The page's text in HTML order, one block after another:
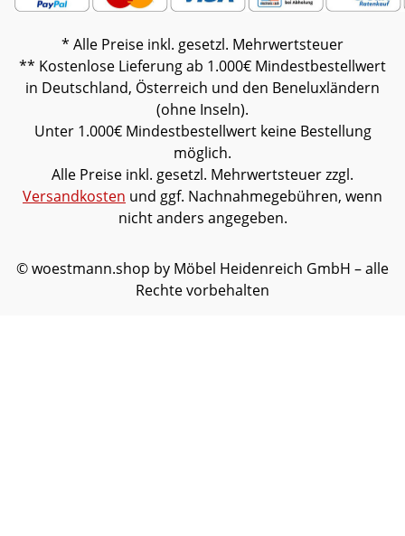
* Alle Preise inkl. gesetzl. Mehrwertsteuer
** Kostenlose Lieferung ab 1.000€ Mindestbestellwert
in Deutschland, Österreich und den Beneluxländern
(ohne Inseln).
Unter 1.000€ Mindestbestellwert keine Bestellung
möglich.
Alle Preise inkl. gesetzl. Mehrwertsteuer zzgl.
Versandkosten und ggf. Nachnahmegebühren, wenn
nicht anders angegeben.
© woestmann.shop by Möbel Heidenreich GmbH – alle
Rechte vorbehalten